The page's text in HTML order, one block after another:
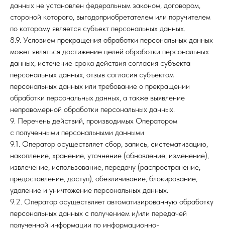
данных не установлен федеральным законом, договором,
стороной которого, выгодоприобретателем или поручителем
по которому является субъект персональных данных.
8.9. Условием прекращения обработки персональных данных
может являться достижение целей обработки персональных
данных, истечение срока действия согласия субъекта
персональных данных, отзыв согласия субъектом
персональных данных или требование о прекращении
обработки персональных данных, а также выявление
неправомерной обработки персональных данных.
9. Перечень действий, производимых Оператором
с полученными персональными данными
9.1. Оператор осуществляет сбор, запись, систематизацию,
накопление, хранение, уточнение (обновление, изменение),
извлечение, использование, передачу (распространение,
предоставление, доступ), обезличивание, блокирование,
удаление и уничтожение персональных данных.
9.2. Оператор осуществляет автоматизированную обработку
персональных данных с получением и/или передачей
полученной информации по информационно-